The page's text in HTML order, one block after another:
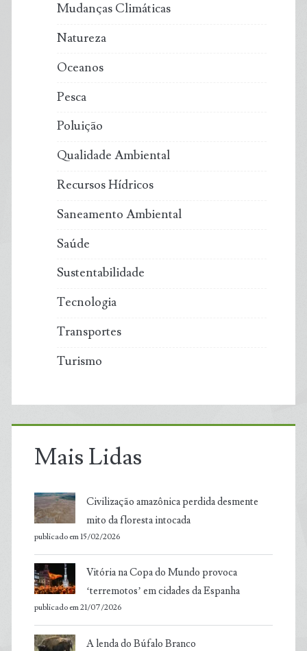
Mudanças Climáticas
Natureza
Oceanos
Pesca
Poluição
Qualidade Ambiental
Recursos Hídricos
Saneamento Ambiental
Saúde
Sustentabilidade
Tecnologia
Transportes
Turismo
Mais Lidas
Civilização amazônica perdida desmente
mito da floresta intocada
publicado em 15/02/2026
Vitória na Copa do Mundo provoca
‘terremotos’ em cidades da Espanha
publicado em 21/07/2026
A lenda do Búfalo Branco